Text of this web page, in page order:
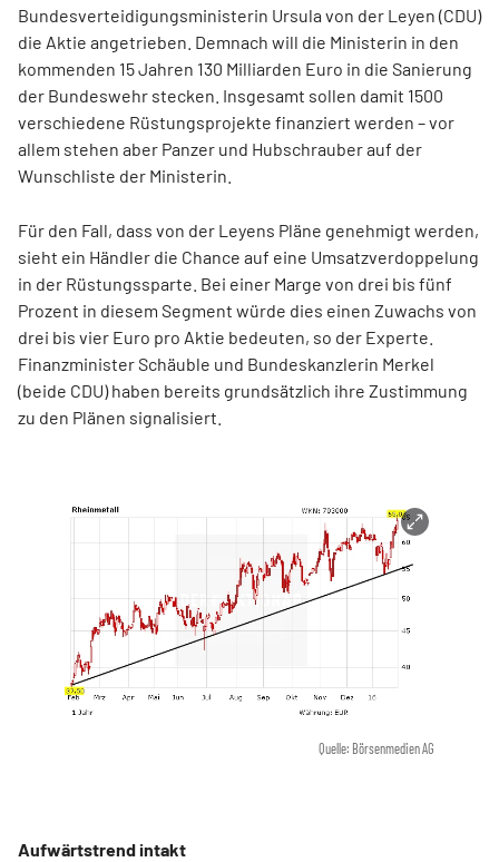
Bundesverteidigungsministerin Ursula von der Leyen (CDU)
die Aktie angetrieben. Demnach will die Ministerin in den
kommenden 15 Jahren 130 Milliarden Euro in die Sanierung
der Bundeswehr stecken. Insgesamt sollen damit 1500
verschiedene Rüstungsprojekte finanziert werden – vor
allem stehen aber Panzer und Hubschrauber auf der
Wunschliste der Ministerin.
Für den Fall, dass von der Leyens Pläne genehmigt werden,
sieht ein Händler die Chance auf eine Umsatzverdoppelung
in der Rüstungssparte. Bei einer Marge von drei bis fünf
Prozent in diesem Segment würde dies einen Zuwachs von
drei bis vier Euro pro Aktie bedeuten, so der Experte.
Finanzminister Schäuble und Bundeskanzlerin Merkel
(beide CDU) haben bereits grundsätzlich ihre Zustimmung
zu den Plänen signalisiert.
Quelle: Börsenmedien AG
Aufwärtstrend intakt